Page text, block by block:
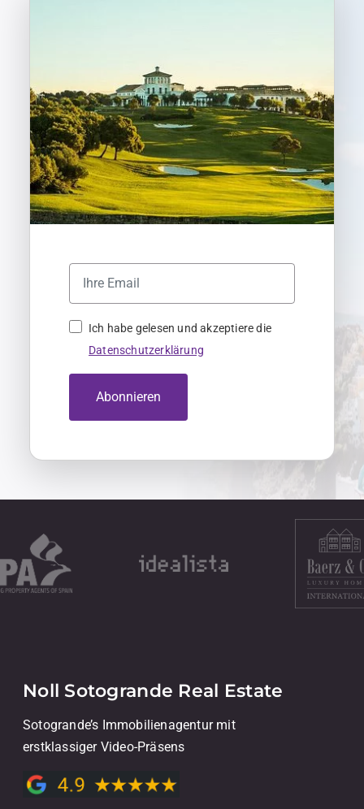
Ich habe gelesen und akzeptiere die
Datenschutzerklärung
Abonnieren
Noll Sotogrande Real Estate
Sotogrande’s Immobilienagentur mit
erstklassiger Video-Präsens